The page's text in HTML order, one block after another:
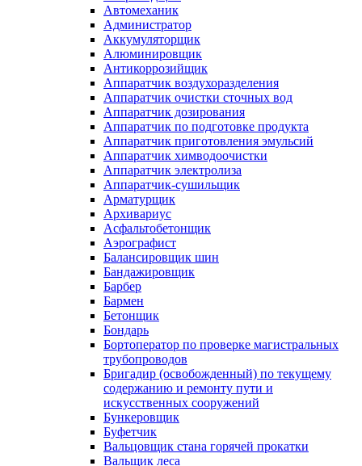
Автомеханик
Администратор
Аккумуляторщик
Алюминировщик
Антикоррозийщик
Аппаратчик воздухоразделения
Аппаратчик очистки сточных вод
Аппаратчик дозирования
Аппаратчик по подготовке продукта
Аппаратчик приготовления эмульсий
Аппаратчик химводоочистки
Аппаратчик электролиза
Аппаратчик-сушильщик
Арматурщик
Архивариус
Асфальтобетонщик
Аэрографист
Балансировщик шин
Бандажировщик
Барбер
Бармен
Бетонщик
Бондарь
Бортоператор по проверке магистральных
трубопроводов
Бригадир (освобожденный) по текущему
содержанию и ремонту пути и
искусственных сооружений
Бункеровщик
Буфетчик
Вальцовщик стана горячей прокатки
Вальщик леса